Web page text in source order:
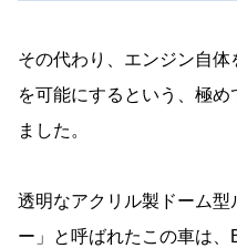
その代わり、エンジン自
を可能にするという、極
ました。
透明なアクリル製ドーム
ー」と呼ばれたこの車は